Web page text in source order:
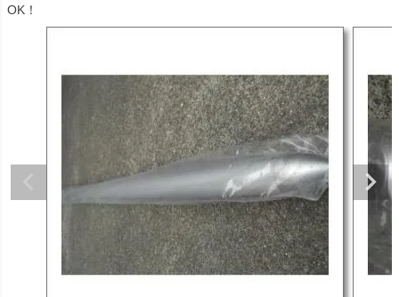
OK！